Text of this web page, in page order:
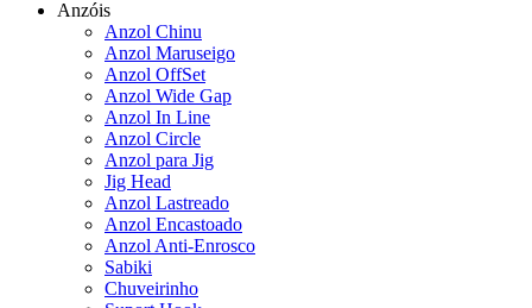
Anzóis
Anzol Chinu
Anzol Maruseigo
Anzol OffSet
Anzol Wide Gap
Anzol In Line
Anzol Circle
Anzol para Jig
Jig Head
Anzol Lastreado
Anzol Encastoado
Anzol Anti-Enrosco
Sabiki
Chuveirinho